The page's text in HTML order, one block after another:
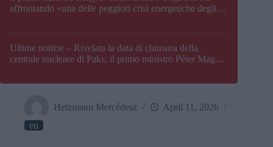
affrontando «una delle peggiori crisi energetiche degli
Ultime notizie – Rivelata la data di chiusura della
centrale nucleare di Paks; il primo ministro Péter Magyar
Hetzmann Mercédesz
April 11, 2026
eu